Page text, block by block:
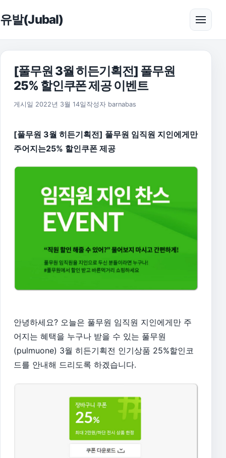
유발(Jubal) 메뉴
[풀무원 3월 히든기획전] 풀무원
25% 할인쿠폰 제공 이벤트
게시일 2022년 3월 14일 2022년 3월 14일
작성자 barnabas
[풀무원 3월 히든기획전] 풀무원 임직원 지인에게만
주어지는25% 할인쿠폰 제공
안녕하세요? 오늘은 풀무원 임직원 지인에게만 주
어지는 혜택을 누구나 받을 수 있는 풀무원
(pulmuone) 3월 히든기획전 인기상품 25%할인코
드를 안내해 드리도록 하겠습니다.